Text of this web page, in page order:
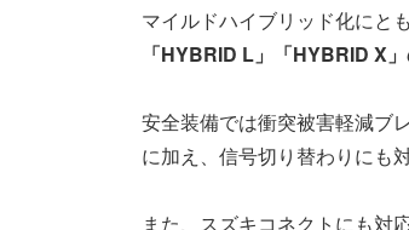
マイルドハイブリッド化にと
「HYBRID L」「HYBRID X
安全装備では衝突被害軽減ブ
に加え、信号切り替わりにも
また、スズキコネクトにも対